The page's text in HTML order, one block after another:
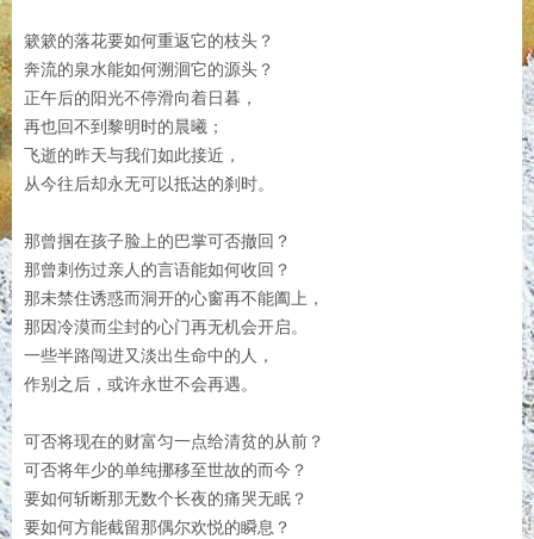
簌簌的落花要如何重返它的枝头？
奔流的泉水能如何溯洄它的源头？
正午后的阳光不停滑向着日暮，
再也回不到黎明时的晨曦；
飞逝的昨天与我们如此接近，
从今往后却永无可以抵达的刹时。
那曾掴在孩子脸上的巴掌可否撤回？
那曾刺伤过亲人的言语能如何收回？
那未禁住诱惑而洞开的心窗再不能阖上，
那因冷漠而尘封的心门再无机会开启。
一些半路闯进又淡出生命中的人，
作别之后，或许永世不会再遇。
可否将现在的财富匀一点给清贫的从前？
可否将年少的单纯挪移至世故的而今？
要如何斩断那无数个长夜的痛哭无眠？
要如何方能截留那偶尔欢悦的瞬息？